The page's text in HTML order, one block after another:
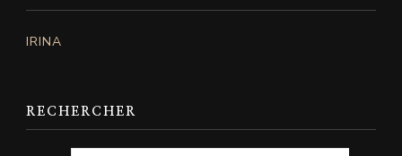
IRINA
RECHERCHER